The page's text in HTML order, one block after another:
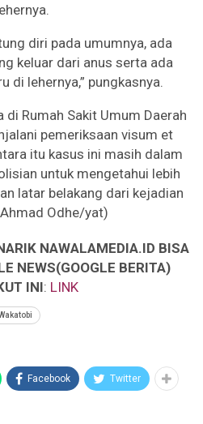
diri pada umumnya, ada
keluar dari anus serta ada
di lehernya,” pungkasnya.
di Rumah Sakit Umum Daerah
pemeriksaan visum et
itu kasus ini masih dalam
untuk mengetahui lebih
latar belakang dari kejadian
Odhe/yat)
NAWALAMEDIA.ID BISA
NEWS(GOOGLE BERITA)
INI: LINK
Facebook Twitter